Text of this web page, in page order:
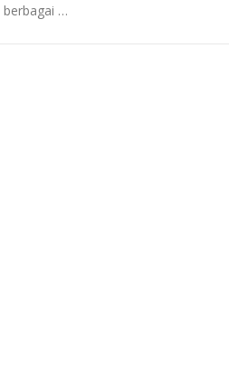
berbagai …